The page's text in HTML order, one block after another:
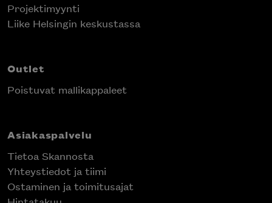
Projektimyynti
Liike Helsingin keskustassa
Outlet
Poistuvat mallikappaleet
Asiakaspalvelu
Tietoa Skannosta
Yhteystiedot ja tiimi
Ostaminen ja toimitusajat